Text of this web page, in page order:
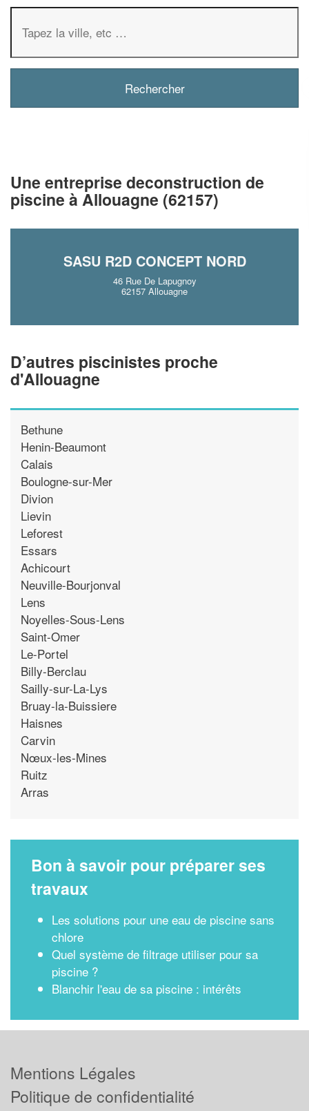
Une entreprise deconstruction de
piscine à Allouagne (62157)
SASU R2D CONCEPT NORD
46 Rue De Lapugnoy
62157 Allouagne
D’autres piscinistes proche
d'Allouagne
Bethune
Henin-Beaumont
Calais
Boulogne-sur-Mer
Divion
Lievin
Leforest
Essars
Achicourt
Neuville-Bourjonval
Lens
Noyelles-Sous-Lens
Saint-Omer
Le-Portel
Billy-Berclau
Sailly-sur-La-Lys
Bruay-la-Buissiere
Haisnes
Carvin
Nœux-les-Mines
Ruitz
Arras
Bon à savoir pour préparer ses
travaux
Les solutions pour une eau de piscine sans
chlore
Quel système de filtrage utiliser pour sa
piscine ?
Blanchir l'eau de sa piscine : intérêts
Vous êtes un
marges
tout en gagnant de
nouveaux clients!
Mentions Légales
Politique de confidentialité